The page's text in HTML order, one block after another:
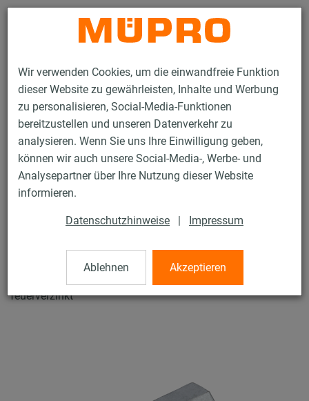
Wir verwenden Cookies, um die einwandfreie Funktion
dieser Website zu gewährleisten, Inhalte und Werbung
zu personalisieren, Social-Media-Funktionen
bereitzustellen und unseren Datenverkehr zu
analysieren. Wenn Sie uns Ihre Einwilligung geben,
können wir auch unsere Social-Media-, Werbe- und
Analysepartner über Ihre Nutzung dieser Website
informieren.
Datenschutzhinweise | Impressum
Ablehnen Akzeptieren
Kontakt
Produkte Befestigungstechnik
Schwerlast­befestigung
Rohrschlitten und Zubehör für die Schwerlastbefestigung
Klemmelemente
Klemmelemente
feuerverzinkt